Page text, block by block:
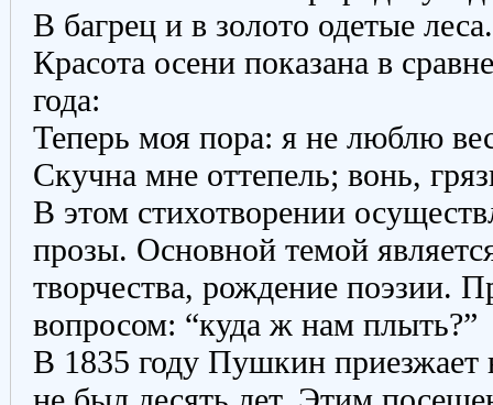
В багрец и в золото одетые
Красота осени показана в
года:
Теперь моя пора: я не люблю
Скучна мне оттепель; вонь,
В этом стихотворении
прозы. Основной темой
творчества, рождение поэзии.
вопросом: “куда ж нам плыть?”
В 1835 году Пушкин приезжает